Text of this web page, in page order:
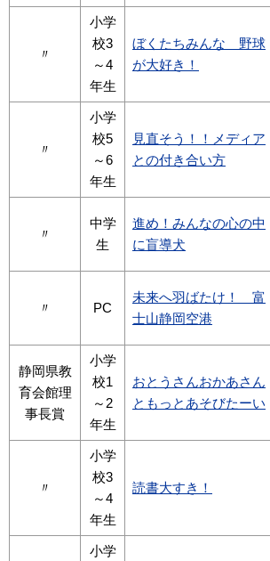
〃
小学
校3
～4
年生
ぼくたちみんな 野球
が大好き！
〃
小学
校5
～6
年生
見直そう！！メディア
との付き合い方
〃
中学
生
進め！みんなの心の中
に盲導犬
〃 PC
未来へ羽ばたけ！ 富
士山静岡空港
静岡県教
育会館理
事長賞
小学
校1
～2
年生
おとうさんおかあさん
ともっとあそびたーい
〃
小学
校3
～4
年生
読書大すき！
小学